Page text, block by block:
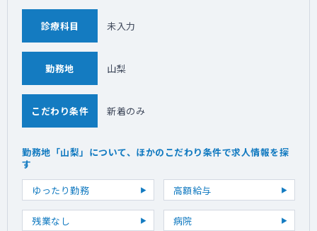
診療科目 未入力
勤務地 山梨
こだわり条件 新着のみ
勤務地「山梨」について、ほかのこだわり条件で求人情報を探
す
ゆったり勤務
高額給与
残業なし 病院